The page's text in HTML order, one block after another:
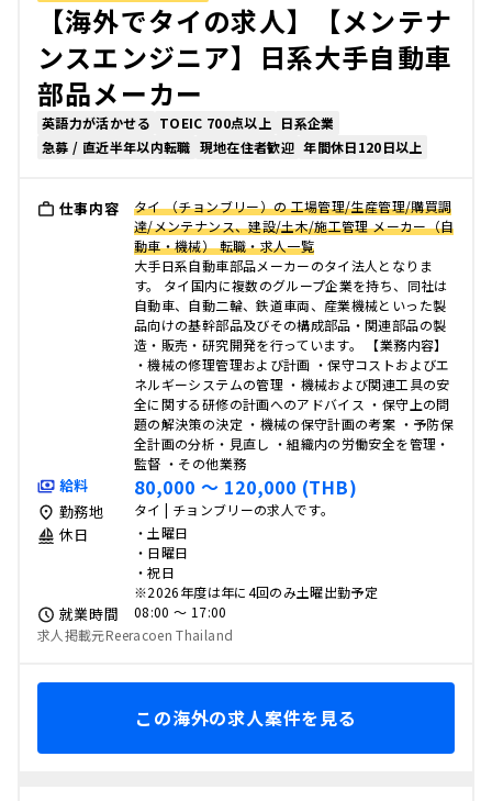
【海外でタイの求人】【メンテナ
ンスエンジニア】日系大手自動車
部品メーカー
英語力が活かせる TOEIC 700点以上
日系企業
急募 / 直近半年以内転職 現地在住者歓迎 年間休日120日以上
仕事内容
タイ （チョンブリー）の 工場管理/生産管理/購買調
達/メンテナンス、建設/土木/施工管理 メーカー（自
動車・機械） 転職・求人一覧
大手日系自動車部品メーカーのタイ法人となりま
す。 タイ国内に複数のグループ企業を持ち、同社は
自動車、自動二輪、鉄道車両、産業機械といった製
品向けの基幹部品及びその構成部品・関連部品の製
造・販売・研究開発を行っています。 【業務内容】
・機械の修理管理および計画 ・保守コストおよびエ
ネルギーシステムの管理 ・機械および関連工具の安
全に関する研修の計画へのアドバイス ・保守上の問
題の解決策の決定 ・機械の保守計画の考案 ・予防保
全計画の分析・見直し ・組織内の労働安全を管理・
監督 ・その他業務
給料 80,000 〜 120,000 (THB)
勤務地 タイ | チョンブリーの求人です。
休日
・土曜日
・日曜日
・祝日
※2026年度は年に4回のみ土曜出勤予定
就業時間
08:00 〜 17:00
求人掲載元Reeracoen Thailand
この海外の求人案件を見る